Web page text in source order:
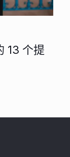
13 个提